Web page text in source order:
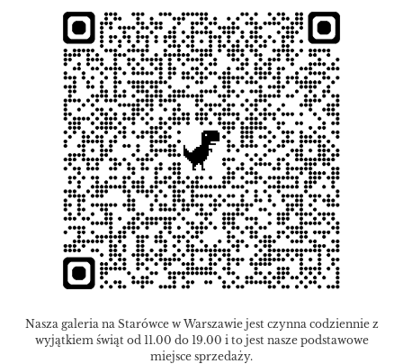
Nasza galeria na Starówce w Warszawie jest czynna codziennie z
wyjątkiem świąt od 11.00 do 19.00 i to jest nasze podstawowe
miejsce sprzedaży.